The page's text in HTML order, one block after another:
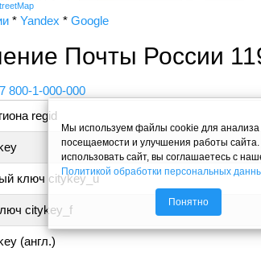
* Yandex * Google
Почты России
800-1-000-000
regid
ключ citykey_u
citykey_f
(англ.)
Мы используем файлы cookie для анализа
посещаемости и улучшения работы
использовать сайт, вы соглашаетесь с
Политикой обработки персональных
Понятно